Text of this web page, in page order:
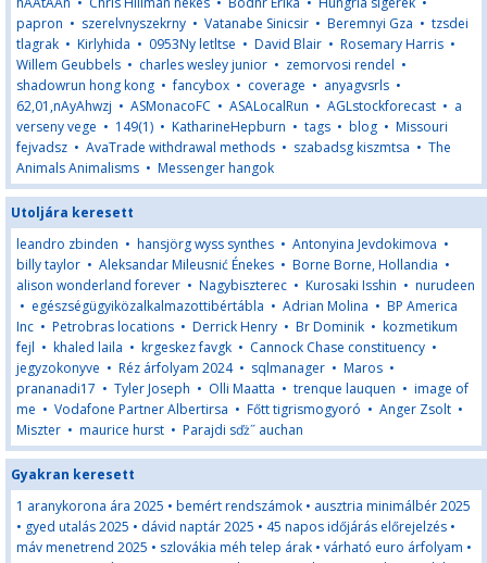
papron • szerelvnyszekrny • Vatanabe Sinicsir • Beremnyi Gza • tzsdei
tlagrak • Kirlyhida • 0953Ny letltse • David Blair • Rosemary Harris •
Willem Geubbels • charles wesley junior • zemorvosi rendel •
shadowrun hong kong •fancybox • coverage • anyagvsrls •
62,01,nAyAhwzj • ASMonacoFC • ASALocalRun • AGLstockforecast • a
verseny vege • 149(1) • KatharineHepburn • tags • blog • Missouri
fejvadsz • AvaTrade withdrawal methods • szabadsg kiszmtsa • The
Animals Animalisms • Messenger hangok
Utoljára keresett
leandro zbinden • hansjörg wyss synthes • Antonyina Jevdokimova •
billy taylor • Aleksandar Mileusnić Énekes • Borne Borne, Hollandia •
alison wonderland forever • Nagybiszterec • Kurosaki Isshin • nurudeen
• egészségügyiközalkalmazottibértábla • Adrian Molina • BP America
Inc • Petrobras locations • Derrick Henry • Br Dominik • kozmetikum
fejl • khaled laila • krgeskez favgk • Cannock Chase constituency •
jegyzokonyve • Réz árfolyam 2024• sqlmanager • Maros •
prananadi17 • Tyler Joseph • Olli Maatta • trenque lauquen • image of
me • Vodafone Partner Albertirsa • Főtt tigrismogyoró • Anger Zsolt •
Miszter • maurice hurst • Parajdi sďż˝ auchan
Gyakran keresett
1 aranykorona ára 2025 • bemért rendszámok • ausztria minimálbér 2025
• gyed utalás 2025 • dávid naptár 2025 • 45 napos időjárás előrejelzés •
máv menetrend 2025 • szlovákia méh telep árak • várható euro árfolyam •